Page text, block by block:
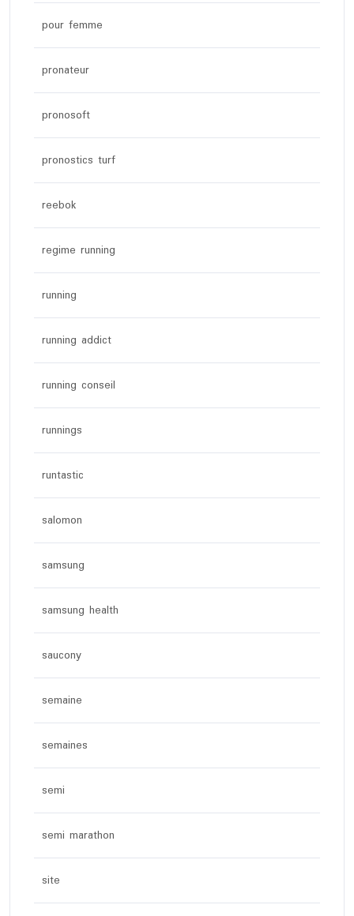
pour femme
pronateur
pronosoft
pronostics turf
reebok
regime running
running
running addict
running conseil
runnings
runtastic
salomon
samsung
samsung health
saucony
semaine
semaines
semi
semi marathon
site